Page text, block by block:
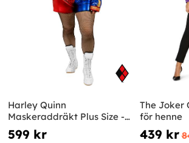
Harley Quinn
Maskeraddräkt Plus Size -
Suicide Squad
599 kr
The Joker
för henne
439 kr